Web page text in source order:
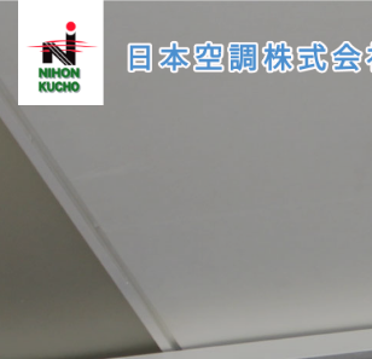
PRIVACY POLICY
プライバシーポリシ